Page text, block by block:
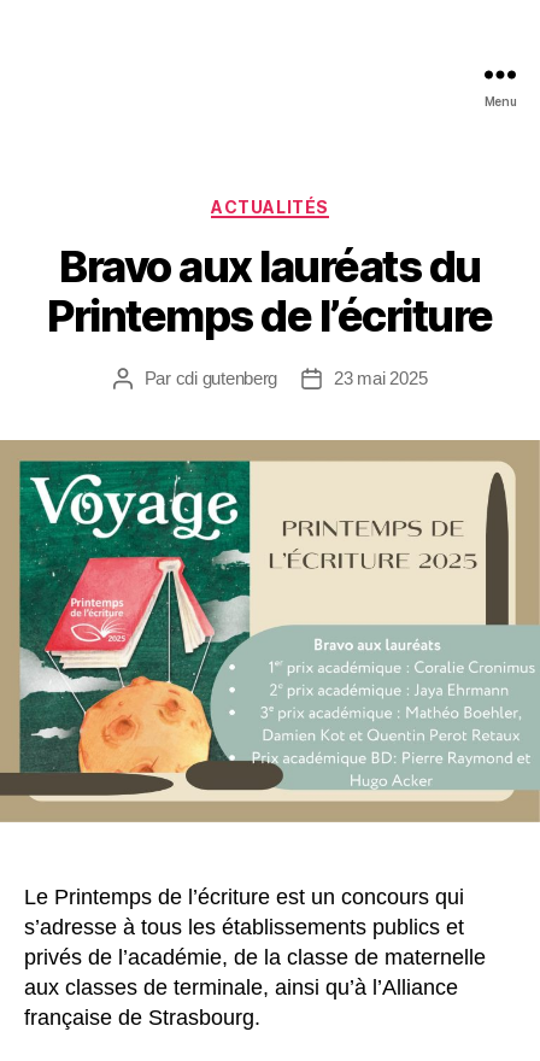
Menu
ACTUALITÉS
Bravo aux lauréats du
Printemps de l’écriture
Par cdi gutenberg 23 mai 2025
Le Printemps de l’écriture est un concours qui
s’adresse à tous les établissements publics et
privés de l’académie, de la classe de maternelle
aux classes de terminale, ainsi qu’à l’Alliance
française de Strasbourg.